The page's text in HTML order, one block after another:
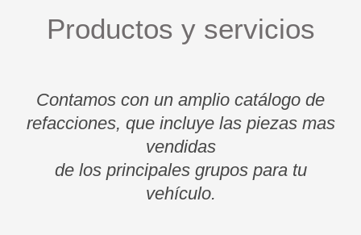
Productos y servicios
Contamos con un amplio catálogo de
refacciones, que incluye las piezas mas
vendidas
de los principales grupos para tu
vehículo.